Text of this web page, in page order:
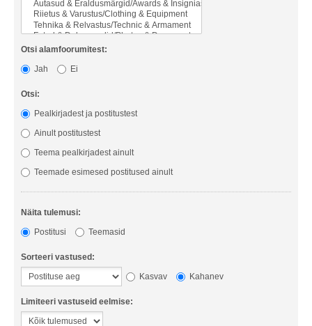
Otsi alamfoorumitest:
Jah
Ei
Otsi:
Pealkirjadest ja postitustest
Ainult postitustest
Teema pealkirjadest ainult
Teemade esimesed postitused ainult
Näita tulemusi:
Postitusi
Teemasid
Sorteeri vastused:
Kasvav
Kahanev
Limiteeri vastuseid eelmise: